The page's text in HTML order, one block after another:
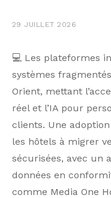
29 JUILLET 2026
💻 Les plateformes
systèmes
Orient, mettant
réel et l’IA pour
clients. Une
les hôtels à migrer
sécurisées, avec un
données en
comme Media One